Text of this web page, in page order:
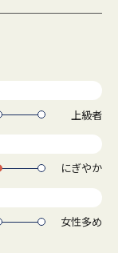
5 上級者
5 にぎやか
5 女性多め